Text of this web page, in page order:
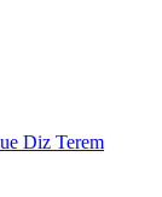
Diz Terem